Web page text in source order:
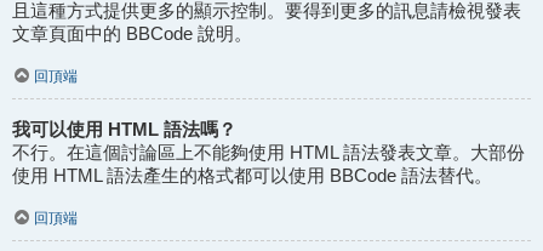
且這種方式提供更多的顯示控制。要得到更多的訊息請檢視發表
文章頁面中的 BBCode 說明。
回頂端
我可以使用 HTML 語法嗎？
不行。在這個討論區上不能夠使用 HTML 語法發表文章。大部份
使用 HTML 語法產生的格式都可以使用 BBCode 語法替代。
回頂端